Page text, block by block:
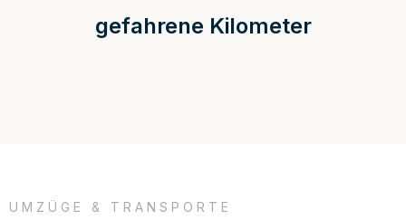
gefahrene Kilometer
UMZÜGE & TRANSPORTE